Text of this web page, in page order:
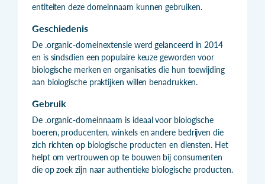
entiteiten deze domeinnaam kunnen gebruiken.
Geschiedenis
De .organic-domeinextensie werd gelanceerd in 2014
en is sindsdien een populaire keuze geworden voor
biologische merken en organisaties die hun toewijding
aan biologische praktijken willen benadrukken.
Gebruik
De .organic-domeinnaam is ideaal voor biologische
boeren, producenten, winkels en andere bedrijven die
zich richten op biologische producten en diensten. Het
helpt om vertrouwen op te bouwen bij consumenten
die op zoek zijn naar authentieke biologische producten.